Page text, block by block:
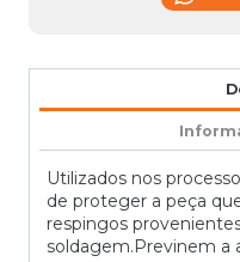
Utilizados nos
de proteger a peça
respingos
soldagem.Previnem a